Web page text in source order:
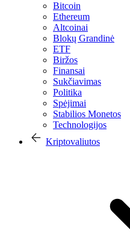
Bitcoin
Ethereum
Altcoinai
Blokų Grandinė
ETF
Biržos
Finansai
Sukčiavimas
Politika
Spėjimai
Stabilios Monetos
Technologijos
Kriptovaliutos